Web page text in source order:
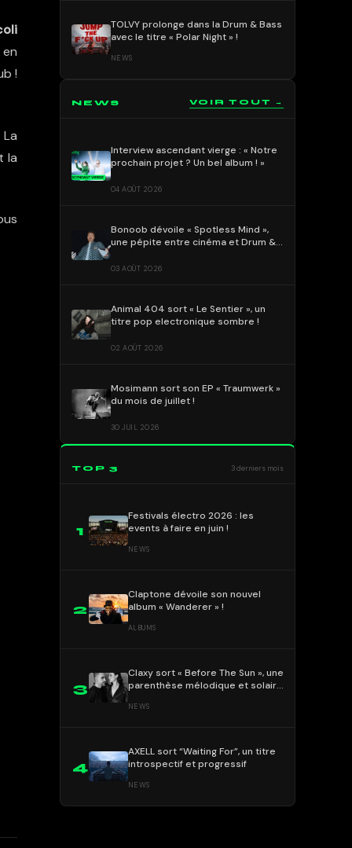
en
!
la
TOLVY prolonge dans la Drum & Bass
avec le titre « Polar Night » !
NEWS
NEWS VOIR TOUT →
Interview ascendant vierge : « Notre
prochain projet ? Un bel album ! »
04 AOÛT 2026
Bonoob dévoile « Spotless Mind »,
une pépite entre cinéma et Drum &
03 AOÛT 2026
Animal 404 sort « Le Sentier », un
titre pop electronique sombre !
02 AOÛT 2026
Mosimann sort son EP « Traumwerk »
du mois de juillet !
30 JUIL 2026
TOP 3 3 derniers mois
1
Festivals électro 2026 : les
events à faire en juin !
NEWS
2
Claptone dévoile son nouvel
album « Wanderer » !
ALBUMS
3
Claxy sort « Before The Sun », une
parenthèse mélodique et solaire
NEWS
4
AXELL sort “Waiting For”, un titre
introspectif et progressif
NEWS